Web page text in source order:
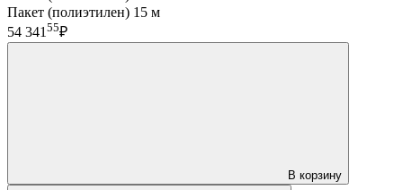
Пакет (полиэтилен) 15 м
54 34155₽
В корзину